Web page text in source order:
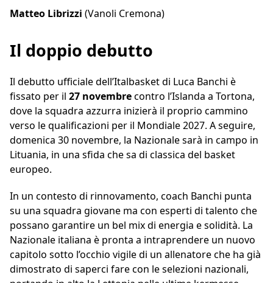
Matteo Librizzi (Vanoli Cremona)
Il doppio debutto
Il debutto ufficiale dell’Italbasket di Luca Banchi è
fissato per il 27 novembrecontro l’Islanda a Tortona,
dove la squadra azzurra inizierà il proprio cammino
verso le qualificazioni per il Mondiale 2027. A seguire,
domenica 30 novembre, la Nazionale sarà in campo in
Lituania, in una sfida che sa di classica del basket
europeo.
In un contesto di rinnovamento, coach Banchi punta
su una squadra giovane ma con esperti di talento che
possano garantire un bel mix di energia e solidità. La
Nazionale italiana è pronta a intraprendere un nuovo
capitolo sotto l’occhio vigile di un allenatore che ha già
dimostrato di saperci fare con le selezioni nazionali,